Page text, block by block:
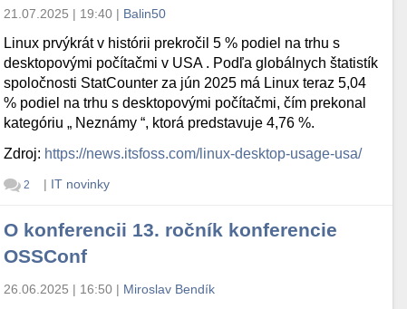
21.07.2025 | 19:40 | Balin50
Linux prvýkrát v histórii prekročil 5 % podiel na trhu s
desktopovými počítačmi v USA . Podľa globálnych štatistík
spoločnosti StatCounter za jún 2025 má Linux teraz 5,04
% podiel na trhu s desktopovými počítačmi, čím prekonal
kategóriu „ Neznámy “, ktorá predstavuje 4,76 %.
Zdroj: https://news.itsfoss.com/linux-desktop-usage-usa/
2 | IT novinky
O konferencii 13. ročník konferencie
OSSConf
26.06.2025 | 16:50 | Miroslav Bendík